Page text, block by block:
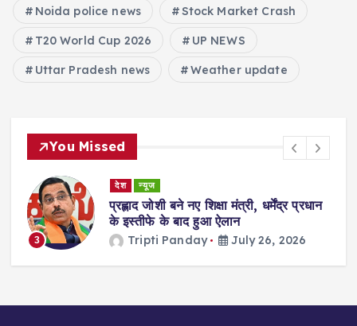
Noida police news Stock Market Crash
T20 World Cup 2026 UP NEWS
Uttar Pradesh news Weather update
You Missed
3
देश न्यूज
प्रह्लाद जोशी बने नए शिक्षा मंत्री, धर्मेंद्र प्रधान
के इस्तीफे के बाद हुआ ऐलान
Tripti Panday July 26, 2026